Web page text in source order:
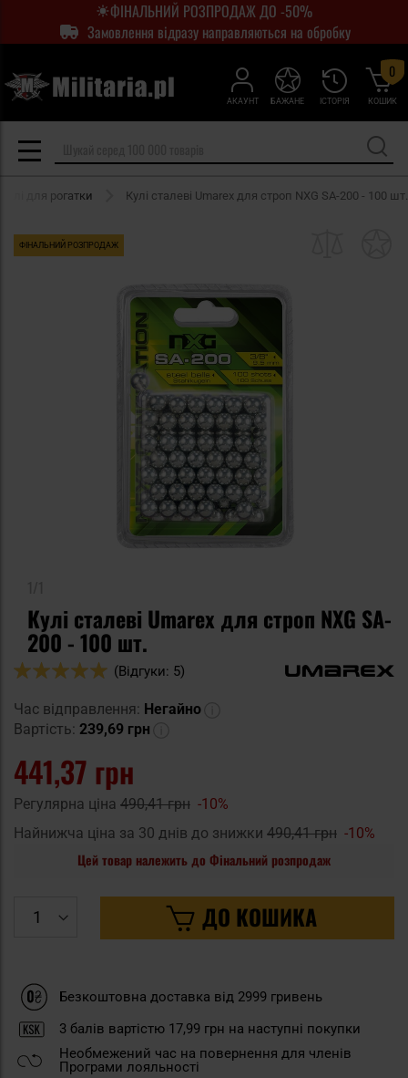
ФІНАЛЬНИЙ РОЗПРОДАЖ ДО -50%
Замовлення відразу направляються на обробку
АКАУНТ ІСТОРІЯ
БАЖАНЕ КОШИК
0
Кулі для рогатки Кулі сталеві Umarex для строп NXG SA-200 - 100 шт.
ФІНАЛЬНИЙ РОЗПРОДАЖ
Кулі сталеві Umarex для строп NXG SA-
200 - 100 шт.
Оцінка:
(Відгуки: 5)
Час відправлення: Негайно
Вартість: 239,69 грн
441,37 грн
Регулярна ціна 490,41 грн -10%
Найнижча ціна за 30 днів до знижки 490,41 грн -10%
Цей товар належить до Фінальний розпродаж
ДО КОШИКА
Безкоштовна доставка від 2999 гривень
3 балів вартістю 17,99 грн на наступні покупки
Необмежений час на повернення для членів
Програми лояльності